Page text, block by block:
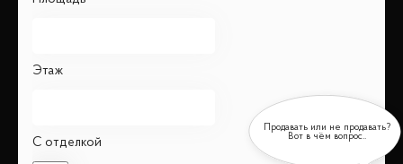
Этаж
С отделкой